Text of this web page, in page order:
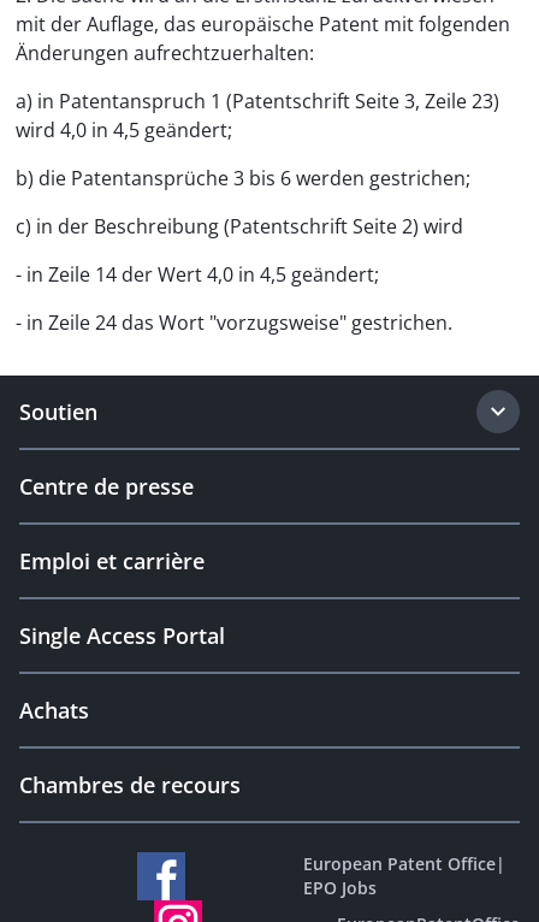
mit der Auflage, das europäische Patent mit folgenden
Änderungen aufrechtzuerhalten:
a) in Patentanspruch 1 (Patentschrift Seite 3, Zeile 23)
wird 4,0 in 4,5 geändert;
b) die Patentansprüche 3 bis 6 werden gestrichen;
c) in der Beschreibung (Patentschrift Seite 2) wird
- in Zeile 14 der Wert 4,0 in 4,5 geändert;
- in Zeile 24 das Wort "vorzugsweise" gestrichen.
Soutien
Centre de presse
Emploi et carrière
Single Access Portal
Achats
Chambres de recours
European Patent Office|
EPO Jobs